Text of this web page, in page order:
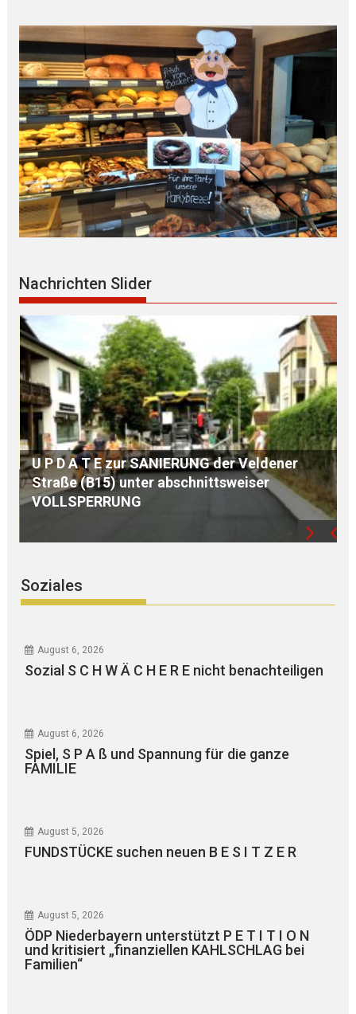
Nachrichten Slider
S E G N U N G des WEGKREUZES am
Birkenberg
Soziales
August 6, 2026
Sozial S C H W Ä C H E R E nicht benachteiligen
August 6, 2026
Spiel, S P A ß und Spannung für die ganze
FAMILIE
August 5, 2026
FUNDSTÜCKE suchen neuen B E S I T Z E R
August 5, 2026
ÖDP Niederbayern unterstützt P E T I T I O N
und kritisiert „finanziellen KAHLSCHLAG bei
Familien“